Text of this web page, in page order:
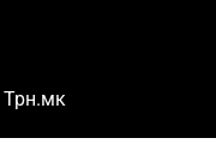
Трн.мк